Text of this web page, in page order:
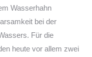
Wasserhahn
bei der
Für die
heute vor allem zwei